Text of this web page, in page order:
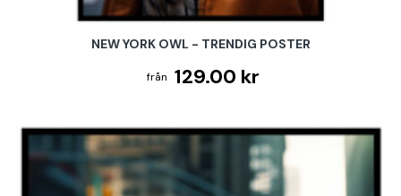
NEW YORK OWL - TRENDIG POSTER
129.00 kr